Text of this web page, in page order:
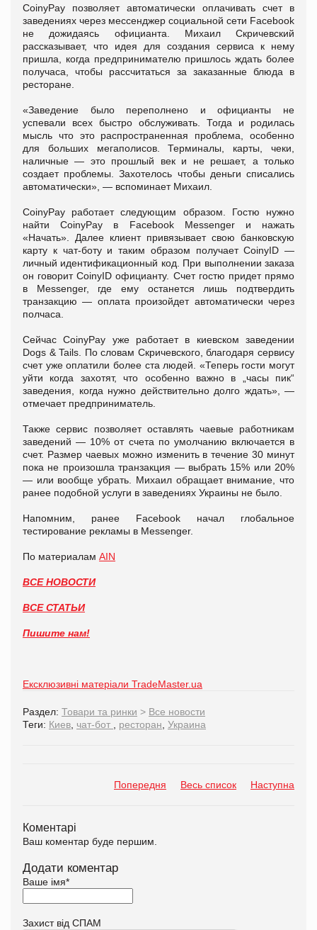
CoinyPay позволяет автоматически оплачивать счет в
заведениях через мессенджер социальной сети Facebook
не дожидаясь официанта. Михаил Скричевский
рассказывает, что идея для создания сервиса к нему
пришла, когда предпринимателю пришлось ждать более
получаса, чтобы рассчитаться за заказанные блюда в
ресторане.
«Заведение было переполнено и официанты не
успевали всех быстро обслуживать. Тогда и родилась
мысль что это распространенная проблема, особенно
для больших мегаполисов. Терминалы, карты, чеки,
наличные — это прошлый век и не решает, а только
создает проблемы. Захотелось чтобы деньги списались
автоматически», — вспоминает Михаил.
CoinyPay работает следующим образом. Гостю нужно
найти CoinyPay в Facebook Messenger и нажать
«Начать». Далее клиент привязывает свою банковскую
карту к чат-боту и таким образом получает CoinyID —
личный идентификационный код. При выполнении заказа
он говорит CoinyID официанту. Счет гостю придет прямо
в Messenger, где ему останется лишь подтвердить
транзакцию — оплата произойдет автоматически через
полчаса.
Сейчас CoinyPay уже работает в киевском заведении
Dogs & Tails. По словам Скричевского, благодаря сервису
счет уже оплатили более ста людей. «Теперь гости могут
уйти когда захотят, что особенно важно в „часы пик“
заведения, когда нужно действительно долго ждать», —
отмечает предприниматель.
Также сервис позволяет оставлять чаевые работникам
заведений — 10% от счета по умолчанию включается в
счет. Размер чаевых можно изменить в течение 30 минут
пока не произошла транзакция — выбрать 15% или 20%
— или вообще убрать. Михаил обращает внимание, что
ранее подобной услуги в заведениях Украины не было.
Напомним, ранее Facebook начал глобальное
тестирование рекламы в Messenger.
По материалам AIN
ВСЕ НОВОСТИ
ВСЕ СТАТЬИ
Пишите нам!
Ексклюзивні матеріали TradeMaster.ua
Раздел: Товари та ринки > Все новости
Теги: Киев чат-бот ресторан Украина
Попередня Весь список Наступна
Коментарі
Ваш коментар буде першим.
Додати коментар
Ваше імя*
Захист від СПАМ